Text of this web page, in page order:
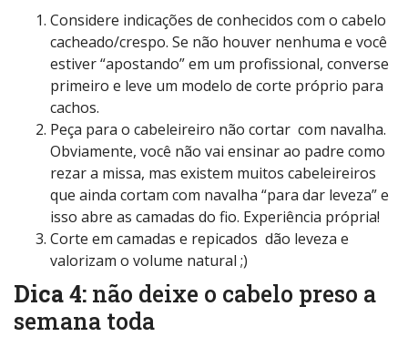
Considere indicações de conhecidos com o cabelo
cacheado/crespo. Se não houver nenhuma e você
estiver “apostando” em um profissional, converse
primeiro e leve um modelo de corte próprio para
cachos.
Peça para o cabeleireiro não cortar com navalha.
Obviamente, você não vai ensinar ao padre como
rezar a missa, mas existem muitos cabeleireiros
que ainda cortam com navalha “para dar leveza” e
isso abre as camadas do fio. Experiência própria!
Corte em camadas e repicados dão leveza e
valorizam o volume natural ;)
Dica 4: não deixe o cabelo preso a
semana toda